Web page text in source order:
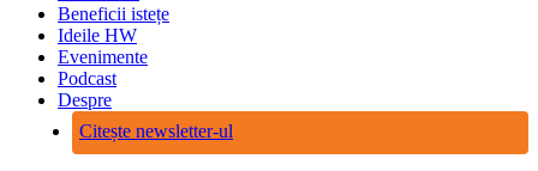
Beneficii istețe
Ideile HW
Evenimente
Podcast
Despre
Citește newsletter-ul